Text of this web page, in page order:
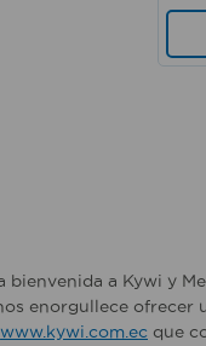
bienvenida a Kywi y
enorgullece
www.kywi.com.ec que